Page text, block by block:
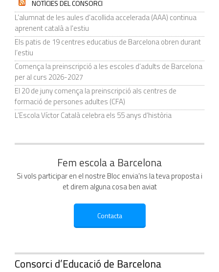
NOTÍCIES DEL CONSORCI
L’alumnat de les aules d’acollida accelerada (AAA) continua
aprenent català a l'estiu
Els patis de 19 centres educatius de Barcelona obren durant
l’estiu
Comença la preinscripció a les escoles d’adults de Barcelona
per al curs 2026-2027
El 20 de juny comença la preinscripció als centres de
formació de persones adultes (CFA)
L’Escola Víctor Català celebra els 55 anys d’història
Fem escola a Barcelona
Si vols participar en el nostre Bloc envia’ns la teva proposta i
et direm alguna cosa ben aviat
Consorci d’Educació de Barcelona